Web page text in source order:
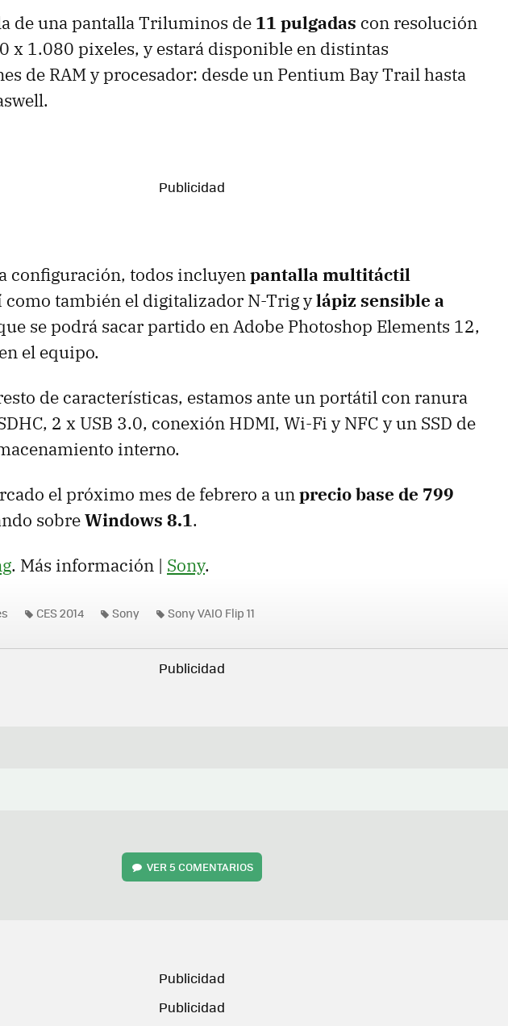
de una pantalla Triluminos de 11 pulgadas con resolución
x 1.080 pixeles, y estará disponible en distintas
de RAM y procesador: desde un Pentium Bay Trail hasta
configuración, todos incluyenpantalla multitáctil
como también el digitalizador N-Trig ylápiz sensible a
se podrá sacar partido en Adobe Photoshop Elements 12,
el equipo.
de características, estamos ante un portátil con ranura
2 x USB 3.0, conexión HDMI, Wi-Fi y NFC y un SSD de
interno.
el próximo mes de febrero a unprecio base de 799
sobreWindows 8.1.
. Más información | Sony.
CES 2014 Sony Sony VAIO Flip 11
VER5 COMENTARIOS